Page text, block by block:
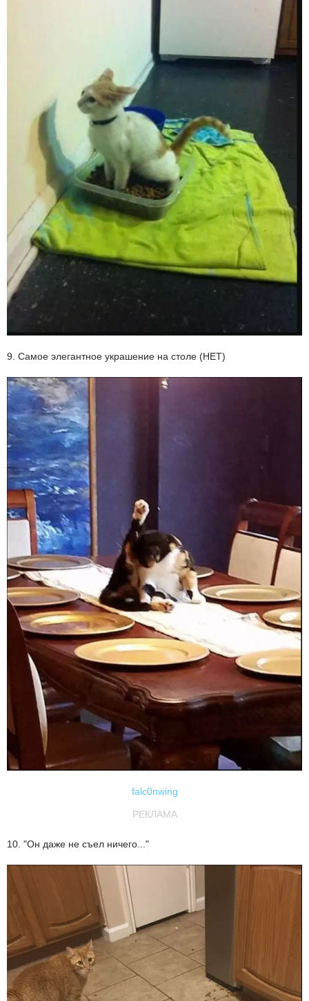
9. Самое элегантное украшение на столе (НЕТ)
falc0nwing
РЕКЛАМА
10. "Он даже не съел ничего..."